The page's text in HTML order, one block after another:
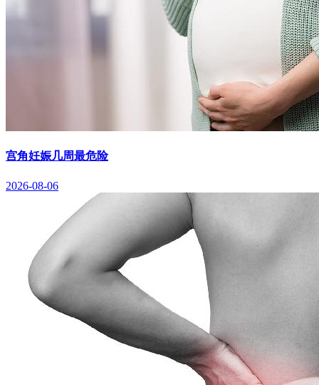
宫角妊娠几周最危险
2026-08-06